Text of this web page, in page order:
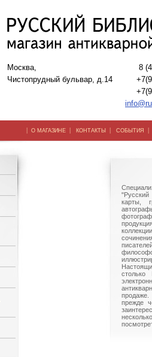
Москва,
Чистопрудный бульвар, д.14
8
| О МАГАЗИНЕ | КОНТАКТЫ | СОБЫТИЯ
"Русский
карты,
столько
прежде